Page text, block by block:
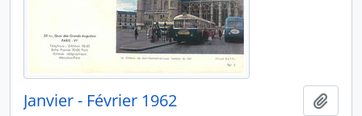
Janvier - Février 1962